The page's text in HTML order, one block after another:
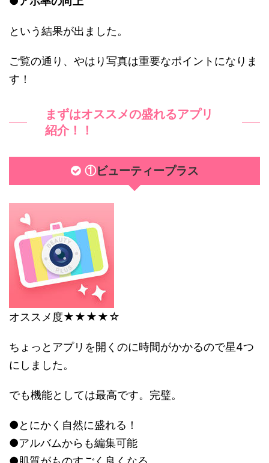
という結果が出ました。
ご覧の通り、やはり写真は重要なポイントになりま
す！
まずはオススメの盛れるアプリ
紹介！！
①ビューティープラス
オススメ度★★★★☆
ちょっとアプリを開くのに時間がかかるので星4つ
にしました。
でも機能としては最高です。完璧。
●とにかく自然に盛れる！
●アルバムからも編集可能